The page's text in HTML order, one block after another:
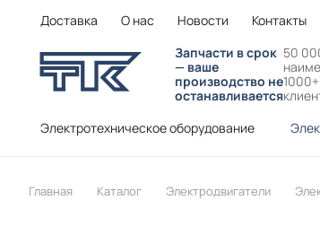
Доставка О нас Новости Контакты
Запчасти в срок
— ваше
производство не
останавливается
50
1000+
Электротехническое оборудование
Главная Каталог Электродвигатели